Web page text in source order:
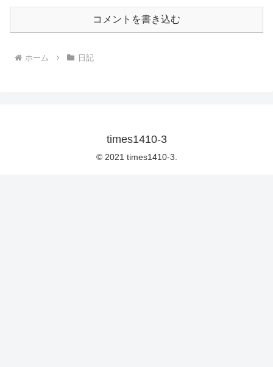
コメントを書き込む
ホーム 日記
times1410-3
© 2021 times1410-3.